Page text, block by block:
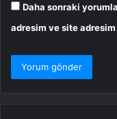
Daha sonraki
adresim ve site